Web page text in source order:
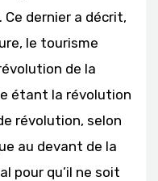
Ce dernier a décrit,
le tourisme
de la
étant la révolution
révolution, selon
au devant de la
pour qu’il ne soit